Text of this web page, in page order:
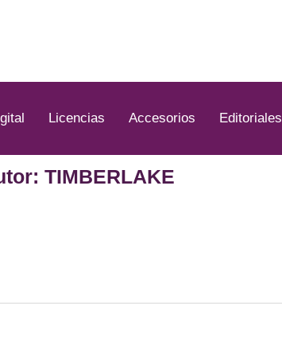
Licencias Accesorios Editoriales
TIMBERLAKE